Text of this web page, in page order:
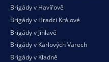
Brigády v Havířově
Brigády v Hradci Králové
Brigády v Jihlavě
Brigády v Karlových Varech
Brigády v Kladně